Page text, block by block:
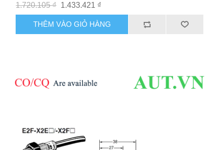
1.720.105 ₫ 1.433.421 ₫
THÊM VÀO GIỎ HÀNG